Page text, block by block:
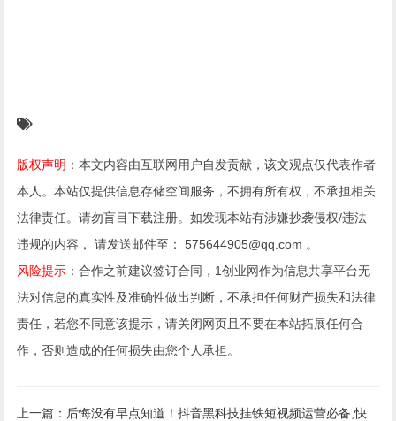
版权声明 ：本文内容由互联网用户自发贡献，该文观点仅代表作者
本人。本站仅提供信息存储空间服务，不拥有所有权，不承担相关
法律责任。请勿盲目下载注册。如发现本站有涉嫌抄袭侵权/违法
违规的内容， 请发送邮件至： 575644905@qq.com 。
风险提示 ：合作之前建议签订合同，1创业网作为信息共享平台无
法对信息的真实性及准确性做出判断，不承担任何财产损失和法律
责任，若您不同意该提示，请关闭网页且不要在本站拓展任何合
作，否则造成的任何损失由您个人承担。
上一篇：后悔没有早点知道！抖音黑科技挂铁短视频运营必备,快